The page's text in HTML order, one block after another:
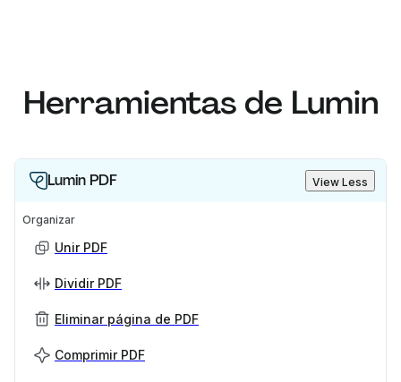
Herramientas de Lumin
Lumin PDF View Less
Organizar
Unir PDF
Dividir PDF
Eliminar página de PDF
Comprimir PDF